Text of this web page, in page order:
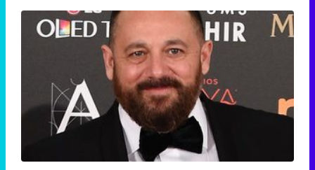
'120 Minutos' celebra sus 2.000 programas en Telemadrid con un vídeo del día a día en la redacción